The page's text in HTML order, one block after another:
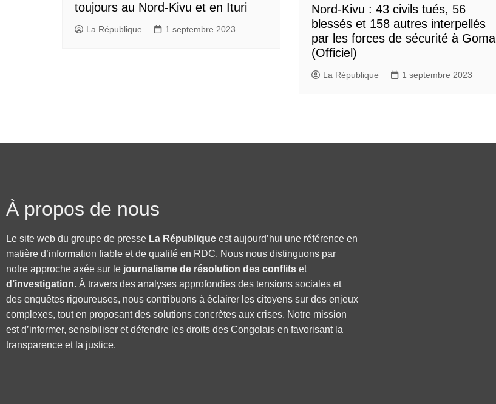
toujours au Nord-Kivu et en Ituri
La République 1 septembre 2023
Nord-Kivu : 43 civils tués, 56
blessés et 158 autres interpellés
par les forces de sécurité à Goma
(Officiel)
La République 1 septembre 2023
À propos de nous
Le site web du groupe de presse La République est aujourd’hui une référence en
matière d’information fiable et de qualité en RDC. Nous nous distinguons par
notre approche axée sur le journalisme de résolution des conflits et
d’investigation. À travers des analyses approfondies des tensions sociales et
des enquêtes rigoureuses, nous contribuons à éclairer les citoyens sur des enjeux
complexes, tout en proposant des solutions concrètes aux crises. Notre mission
est d’informer, sensibiliser et défendre les droits des Congolais en favorisant la
transparence et la justice.